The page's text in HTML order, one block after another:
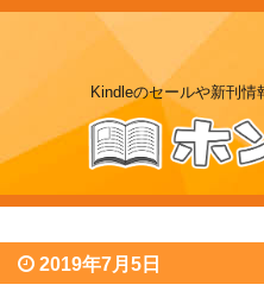
Kindleのセールや新刊
2019年7月5日